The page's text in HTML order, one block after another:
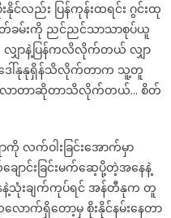
လည်း ပြန်ကုန်းထရင်း ဂွင်းထု
တ်ခမ်းကို ညင်ညင်သာသာစုပ်ယူ
လျှာနဲ့ပြန်ကလိလိုက်တယ် လျှာ
း ဒေါ်နုနုရှိန်သိလိုက်တာက သူ့တူ
ဝင်လာတာဆိုတာသိလိုက်တယ်… စိတ်
လက်ဝါးခြင်းအောက်မှာ
ောင်းခြင်းမက်ဆေ့ပို့တဲ့အနေနဲ့
းချက်ကုပ်ရင် အန်တီနုက တူ
ာက်ရှိတော့မှ စိုးနိုင်နမ်းနေတာ